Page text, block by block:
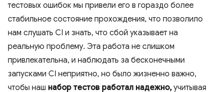
тестовых ошибок мы привели его в гораздо более
стабильное состояние прохождения, что позволило
нам слушать CI и знать, что сбой указывает на
реальную проблему. Эта работа не слишком
привлекательна, и наблюдать за бесконечными
запусками CI неприятно, но было жизненно важно,
чтобы наш набор тестов работал надежно, учитывая